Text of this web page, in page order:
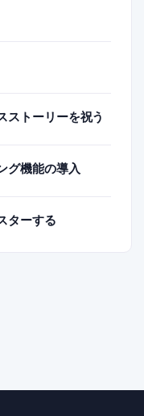
ストーリーを祝う
グ機能の導入
ターする